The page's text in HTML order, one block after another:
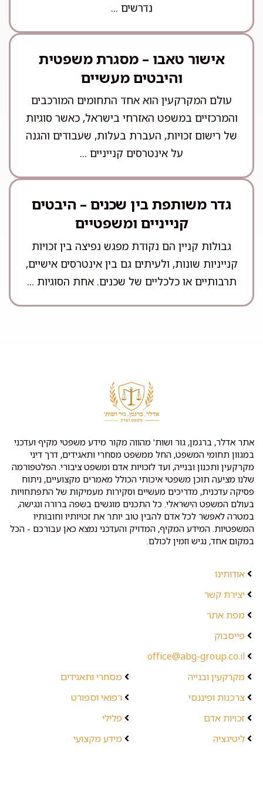
נדרשים ...
אישור טאבו – מסגרת משפטית
והיבטים מעשיים
עולם המקרקעין הוא אחד התחומים המורכבים
והמרכזיים במשפט האזרחי בישראל, כאשר סוגיות
של רישום זכויות, העברת בעלות, שעבודים והגנה
על אינטרסים קנייניים ...
גדר משותפת בין שכנים – היבטים
קנייניים ומשפטיים
גבולות קניין הם נקודת מפגש נפיצה בין זכויות
קנייניות שונות, ולעיתים גם בין אינטרסים אישיים,
תרבותיים או כלכליים של שכנים. אחת הסוגיות ...
אתר אדלר, ברגמן, גור ושות' מהווה מקור מידע משפטי מקיף ועדכני
במגוון תחומי המשפט, החל ממשפט מסחרי ותאגידים, דרך דיני
מקרקעין ותכנון ובנייה, ועד לזכויות אדם ומשפט ציבורי. הפלטפורמה
שלנו מציעה תוכן משפטי איכותי הכולל מאמרים מקצועיים, ניתוח
פסיקה עדכנית, מדריכים מעשיים וסקירות מעמיקות של התפתחויות
בעולם המשפט הישראלי. כל התכנים מוגשים בשפה ברורה ונגישה,
במטרה לאפשר לכל אדם להבין טוב יותר את זכויותיו וחובותיו
המשפטיות. המידע המקיף, המדויק והעדכני נמצא כאן עבורכם - הכל
במקום אחד, נגיש וזמין לכולם.
אודותינו
יצירת קשר
מפת אתר
פייסבוק
office@abg-group.co.il
מקרקעין ובנייה
צרכנות ופיננסי
זכויות אדם
ליטיגציה
מסחרי ותאגידים
רפואי וספורט
פלילי
מידע מקצועי